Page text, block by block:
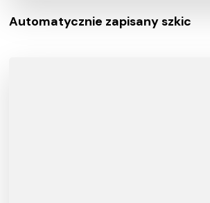
Automatycznie zapisany szkic